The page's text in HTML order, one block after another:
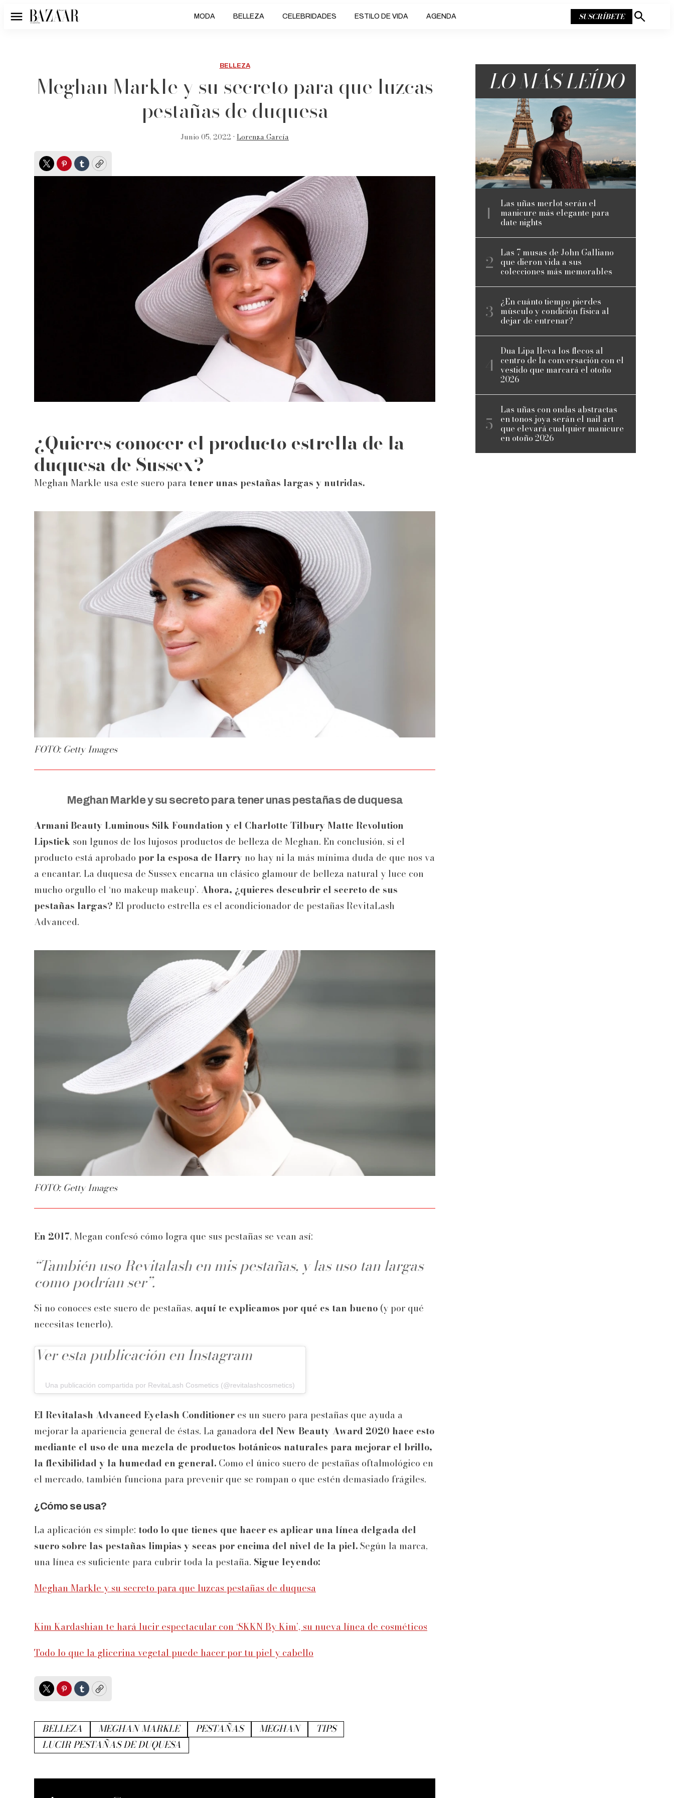
Menú MODA BELLEZA CELEBRIDADES ESTILO DE VIDA AGENDA SUSCRÍBETE
Mostrar
BELLEZA
Meghan Markle y su secreto para que luzcas
pestañas de duquesa
Junio 05, 2022 • Lorenza García
TwitterPinterest
TumblrCopy
¿Quieres conocer el producto estrella de la
duquesa de Sussex?
Meghan Markle usa este suero para tener unas pestañas largas y nutridas.
FOTO: Getty Images
Meghan Markle y su secreto para tener unas pestañas de duquesa
Armani Beauty Luminous Silk Foundation y el Charlotte Tilbury Matte Revolution
Lipstick son lgunos de los lujosos productos de belleza de Meghan. En conclusión, si el
producto está aprobado por la esposa de Harry no hay ni la más mínima duda de que nos va
a encantar. La duquesa de Sussex encarna un clásico glamour de belleza natural y luce con
mucho orgullo el ‘no makeup makeup’. Ahora, ¿quieres descubrir el secreto de sus
pestañas largas? El producto estrella es el acondicionador de pestañas RevitaLash
Advanced.
FOTO: Getty Images
En 2017, Megan confesó cómo logra que sus pestañas se vean así:
“También uso Revitalash en mis pestañas, y las uso tan largas
como podrían ser”.
Si no conoces este suero de pestañas, aquí te explicamos por qué es tan bueno (y por qué
necesitas tenerlo).
Ver esta publicación en Instagram
Una publicación compartida por RevitaLash Cosmetics (@revitalashcosmetics)
El Revitalash Advanced Eyelash Conditioner es un suero para pestañas que ayuda a
mejorar la apariencia general de éstas. La ganadora del New Beauty Award 2020 hace esto
mediante el uso de una mezcla de productos botánicos naturales para mejorar el brillo,
la flexibilidad y la humedad en general. Como el único suero de pestañas oftalmológico en
el mercado, también funciona para prevenir que se rompan o que estén demasiado frágiles.
¿Cómo se usa?
La aplicación es simple: todo lo que tienes que hacer es aplicar una línea delgada del
suero sobre las pestañas limpias y secas por encima del nivel de la piel.Según la marca,
una línea es suficiente para cubrir toda la pestaña. Sigue leyendo:
Meghan Markle y su secreto para que luzcas pestañas de duquesa
Kim Kardashian te hará lucir espectacular con ‘SKKN By Kim’, su nueva línea de cosméticos
Todo lo que la glicerina vegetal puede hacer por tu piel y cabello
TwitterPinterest
TumblrCopy
BELLEZA MEGHAN MARKLE PESTAÑAS MEGHAN
TIPS
LUCIR PESTAÑAS DE DUQUESA
LO MÁS LEÍDO
Las uñas merlot serán el
manicure más elegante para
date nights
Las 7 musas de John Galliano
que dieron vida a sus
colecciones más memorables
¿En cuánto tiempo pierdes
músculo y condición física al
dejar de entrenar?
Dua Lipa lleva los flecos al
centro de la conversación con el
vestido que marcará el otoño
2026
Las uñas con ondas abstractas
en tonos joya serán el nail art
que elevará cualquier manicure
en otoño 2026